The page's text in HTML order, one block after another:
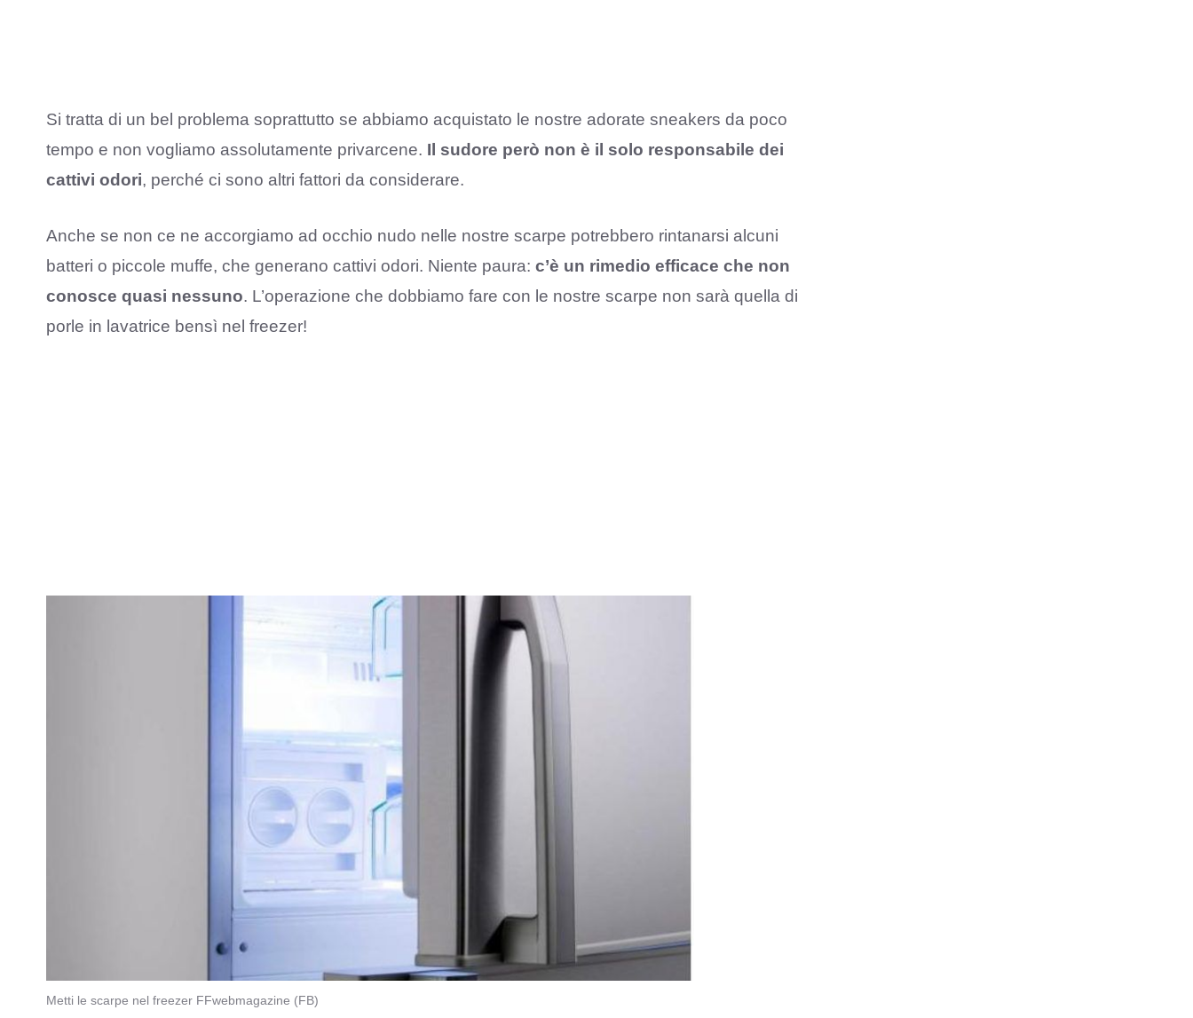
Si tratta di un bel problema soprattutto se abbiamo acquistato le nostre adorate sneakers da poco
tempo e non vogliamo assolutamente privarcene. Il sudore però non è il solo responsabile dei
cattivi odori, perché ci sono altri fattori da considerare.
Anche se non ce ne accorgiamo ad occhio nudo nelle nostre scarpe potrebbero rintanarsi alcuni
batteri o piccole muffe, che generano cattivi odori. Niente paura: c’è un rimedio efficace che non
conosce quasi nessuno. L’operazione che dobbiamo fare con le nostre scarpe non sarà quella di
porle in lavatrice bensì nel freezer!
Metti le scarpe nel freezer FFwebmagazine (FB)